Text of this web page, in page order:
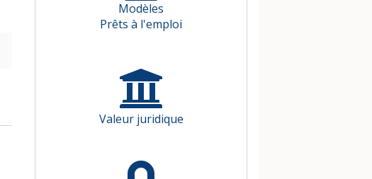
Modèles
Prêts à l'emploi
Valeur juridique